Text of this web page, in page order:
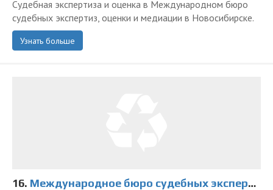
Судебная экспертиза и оценка в Международном бюро
судебных экспертиз, оценки и медиации в Новосибирске.
Узнать больше
16. Международное бюро судебных экспертиз, оценки и медиации на Красном